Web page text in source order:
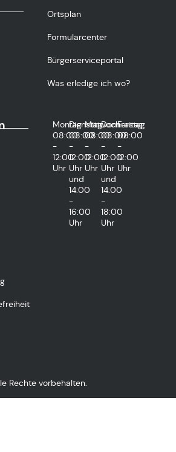
Ortsplan
Formularcenter
Bürgerserviceportal
Was erledige ich wo?
Montag
08:00
-
12:00
Uhr
Dienstag
08:00
-
12:00
Uhr
und
14:00
-
16:00
Uhr
Mittwoch
08:00
-
12:00
Uhr
Donnerstag
08:00
-
12:00
Uhr
und
14:00
-
18:00
Uhr
Freitag
08:00
-
12:00
Uhr
Rechte vorbehalten.